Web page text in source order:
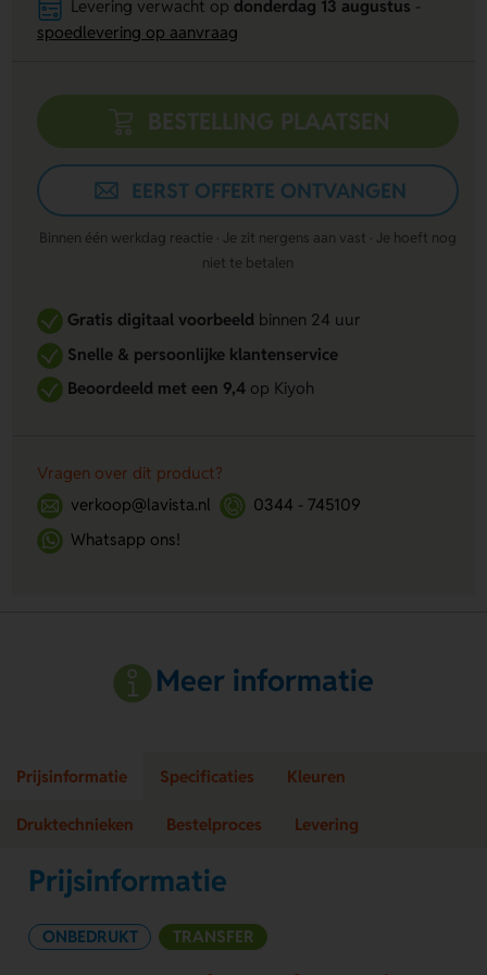
Levering verwacht op donderdag 13 augustus
spoedlevering op aanvraag
BESTELLING PLAATSEN
EERST OFFERTE ONTVANGEN
Binnen één werkdag reactie · Je zit nergens aan vast · Je hoeft nog
niet te betalen
Gratis digitaal voorbeeldbinnen 24 uur
Snelle & persoonlijke klantenservice
Beoordeeld met een 9,4op Kiyoh
Vragen over dit product?
verkoop@lavista.nl
0344 - 745109
Whatsapp ons!
Meer informatie
Prijsinformatie Specificaties Kleuren
Druktechnieken Bestelproces Levering
Prijsinformatie
ONBEDRUKT TRANSFER